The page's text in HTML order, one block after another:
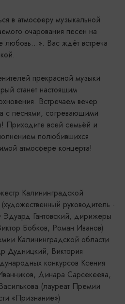
в атмосферу музыкальной
очарования песен на
любовь…». Вас ждёт встреча
прекрасной музыки
станет настоящим
Встречаем вечер
с песнями, согревающими
Приходите всей семьёй и
полюбившихся
атмосфере концерта!
Калининградской
руководитель -
Эдуард Гантовский, дирижеры
Бобков, Роман Иванов)
Калининградской области
Дудницкий, Виктория
конкурсов Ксения
Динара Сарсекеева,
(лауреат Премии
«Признание»)